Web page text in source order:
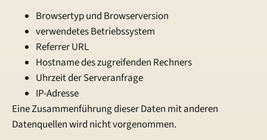
Browsertyp und Browserversion
verwendetes Betriebssystem
Referrer URL
Hostname des zugreifenden Rechners
Uhrzeit der Serveranfrage
IP-Adresse
Eine Zusammenführung dieser Daten mit anderen
Datenquellen wird nicht vorgenommen.